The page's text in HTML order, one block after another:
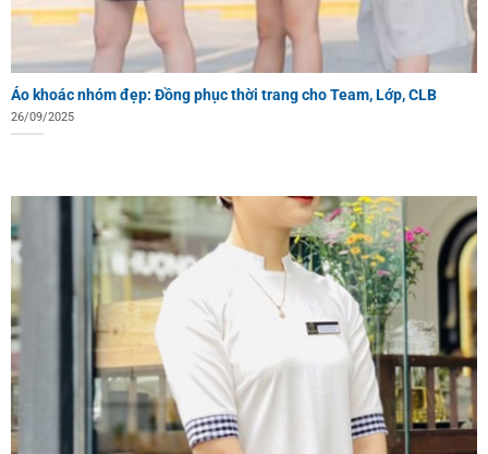
Áo khoác nhóm đẹp: Đồng phục thời trang cho Team, Lớp, CLB
26/09/2025